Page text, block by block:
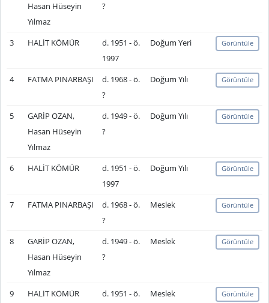
Hasan Hüseyin
Yılmaz
?
3 HALİT KÖMÜR
d. 1951 - ö.
1997
Doğum Yeri Görüntüle
4 FATMA PINARBAŞI
d. 1968 - ö.
?
Doğum Yılı Görüntüle
5
GARİP OZAN,
Hasan Hüseyin
Yılmaz
d. 1949 - ö.
?
Doğum Yılı Görüntüle
6 HALİT KÖMÜR
d. 1951 - ö.
1997
Doğum Yılı Görüntüle
7 FATMA PINARBAŞI
d. 1968 - ö.
?
Meslek Görüntüle
8
GARİP OZAN,
Hasan Hüseyin
Yılmaz
d. 1949 - ö.
?
Meslek Görüntüle
9 HALİT KÖMÜR
d. 1951 - ö.
Meslek Görüntüle